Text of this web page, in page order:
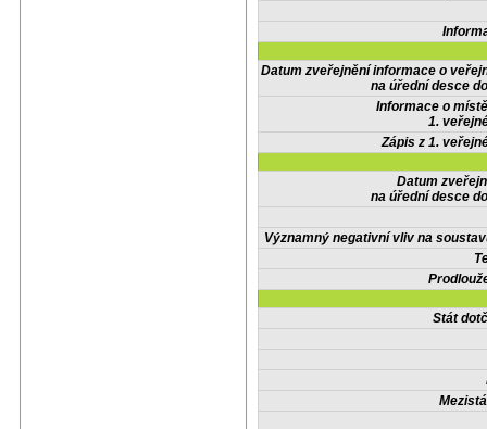
Datum zveřejnění informace o
na úřední desce
Informace o
1.
Zápis z 1.
Datum
na úřední desce
Významný negativní vliv na
Stát